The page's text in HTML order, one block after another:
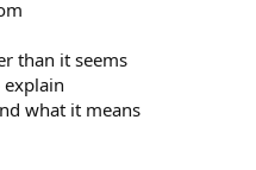
than it seems
what it means